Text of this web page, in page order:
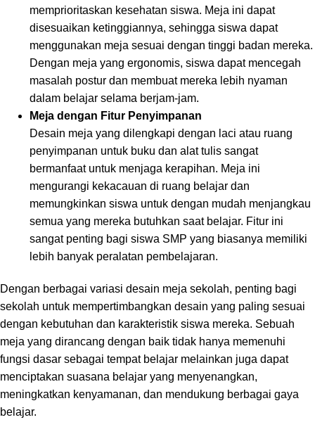
memprioritaskan kesehatan siswa. Meja ini dapat
disesuaikan ketinggiannya, sehingga siswa dapat
menggunakan meja sesuai dengan tinggi badan mereka.
Dengan meja yang ergonomis, siswa dapat mencegah
masalah postur dan membuat mereka lebih nyaman
dalam belajar selama berjam-jam.
Meja dengan Fitur Penyimpanan
Desain meja yang dilengkapi dengan laci atau ruang
penyimpanan untuk buku dan alat tulis sangat
bermanfaat untuk menjaga kerapihan. Meja ini
mengurangi kekacauan di ruang belajar dan
memungkinkan siswa untuk dengan mudah menjangkau
semua yang mereka butuhkan saat belajar. Fitur ini
sangat penting bagi siswa SMP yang biasanya memiliki
lebih banyak peralatan pembelajaran.
Dengan berbagai variasi desain meja sekolah, penting bagi
sekolah untuk mempertimbangkan desain yang paling sesuai
dengan kebutuhan dan karakteristik siswa mereka. Sebuah
meja yang dirancang dengan baik tidak hanya memenuhi
fungsi dasar sebagai tempat belajar melainkan juga dapat
menciptakan suasana belajar yang menyenangkan,
meningkatkan kenyamanan, dan mendukung berbagai gaya
belajar.